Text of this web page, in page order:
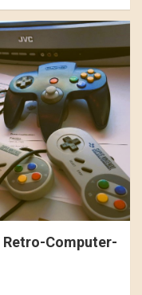
Computer-